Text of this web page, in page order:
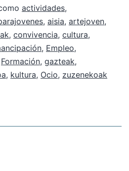
actividades,
, aisia, artejoven,
, convivencia, cultura,
, Empleo,
Formación, gazteak,
, kultura, Ocio, zuzenekoak